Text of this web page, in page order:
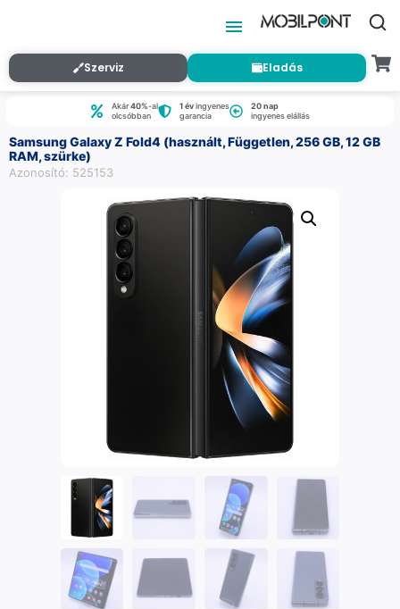
Szerviz Eladás
Akár40%-al
olcsóbban
1 évingyenes
garancia
20 nap
ingyenes elállás
Samsung Galaxy Z Fold4 (használt, Független, 256 GB, 12 GB
RAM, szürke)
Azonosító: 525153